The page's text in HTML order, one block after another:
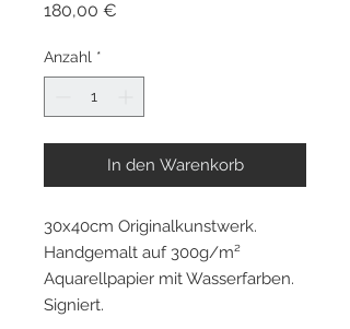
180,00 €
Anzahl *
In den Warenkorb
30x40cm Originalkunstwerk.
Handgemalt auf 300g/m²
Aquarellpapier mit Wasserfarben.
Signiert.